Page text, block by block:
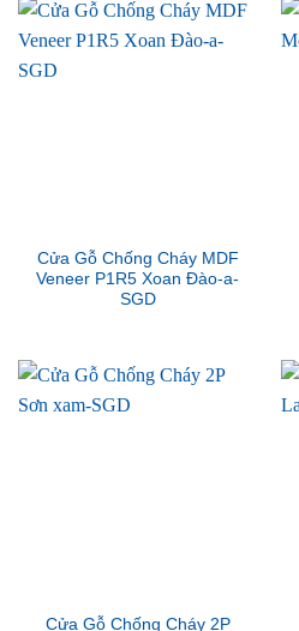
Cửa Gỗ Chống Cháy MDF
Veneer P1R5 Xoan Đào-a-
SGD
Cửa Gỗ Chống Cháy 2P